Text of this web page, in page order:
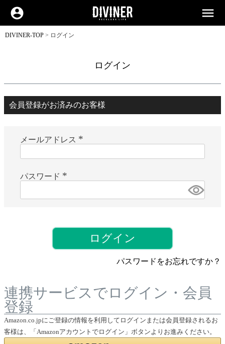
account_circle menu
DIVINER-TOP ログイン
ログイン
会員登録がお済みのお客様
メールアドレス
パスワード
須
ログイン
パスワードをお忘れですか？
連携サービスでログイン・会員
登録
Amazon.co.jpにご登録の情報を利用してログインまたは会員登録されるお
客様は、「Amazonアカウントでログイン」ボタンよりお進みください。